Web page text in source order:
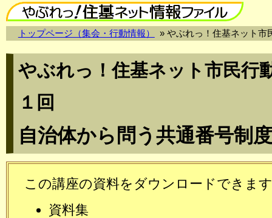
トップページ（集会・行動情報） » やぶれっ！住基ネット
やぶれっ！住基ネット市民
１回
自治体から問う共通番号制度
この講座の資料をダウンロードできま
資料集